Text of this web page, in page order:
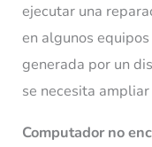
ejecutar una
en algunos
generada por un
se necesita
Computador no